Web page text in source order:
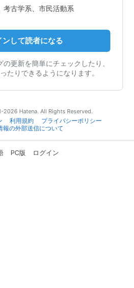
考古学系、市民活動系
ンして読者になる
更新を簡単にチェックしたり、
たりできるようになります。
Hatena. All Rights Reserved.
利用規約
プライバシーポリシー
報の外部送信について
PC版 ログイン